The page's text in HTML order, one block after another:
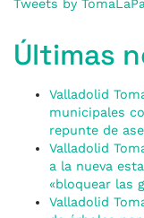
Tweets by
Últimas
Valladolid
municipales
repunte de
Valladolid
a la nueva
«bloquear las
Valladolid